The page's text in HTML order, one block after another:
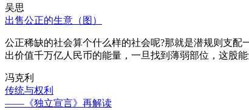
吴思
出售公正的生意（图）
公正稀缺的社会算个什么样的社会呢?那就是潜规则支
出价值千万亿人民币的能量，一旦找到薄弱部位，这股能
冯克利
传统与权利
——《独立宣言》再解读